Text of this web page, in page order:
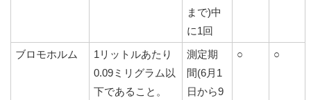
まで)中
に1回
ブロモホルム
1リットルあたり
0.09ミリグラム以
下であること。
測定期
間(6月1
日から9
○ ○